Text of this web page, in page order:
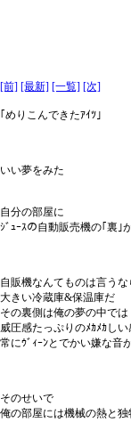
[前] [最新] [一覧] [次]
｢めりこんできたｱｲﾂ｣
いい夢をみた
自分の部屋に
ｼﾞｭｰｽの自動販売機の｢裏｣
自販機なんてものは言うな
大きい冷蔵庫&保温庫だ
その裏側は俺の夢の中では
威圧感たっぷりのﾒｶﾒｶし
常にｳﾞｨｰﾝとでかい嫌な音
そのせいで
俺の部屋には機械の熱と